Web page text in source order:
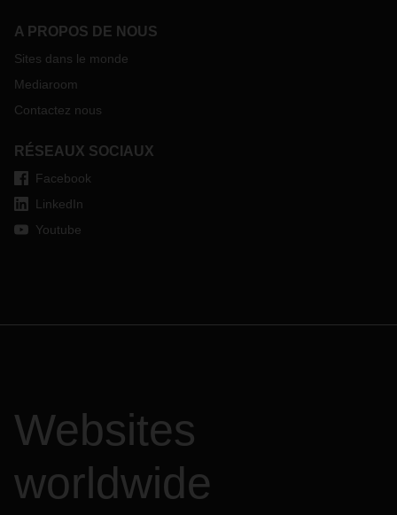
A PROPOS DE NOUS
Sites dans le monde
Mediaroom
Contactez nous
RÉSEAUX SOCIAUX
Facebook
LinkedIn
Youtube
Websites
worldwide